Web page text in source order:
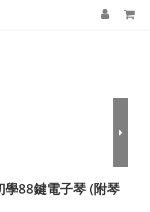
學88鍵電子琴 (附琴